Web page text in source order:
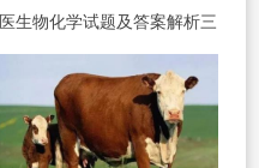
医生物化学试题及答案解析三